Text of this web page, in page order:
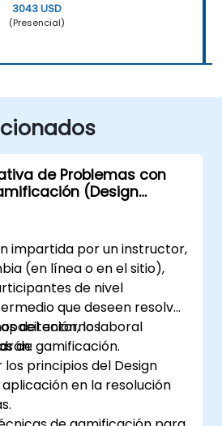
3043 USD
(Presencial)
de Problemas con
(Design
impartida por un instructor,
(en línea o en el sitio),
de nivel
que deseen resolver
del entorno laboral
de gamificación.
los
principios del Design
aplicación en la resolución